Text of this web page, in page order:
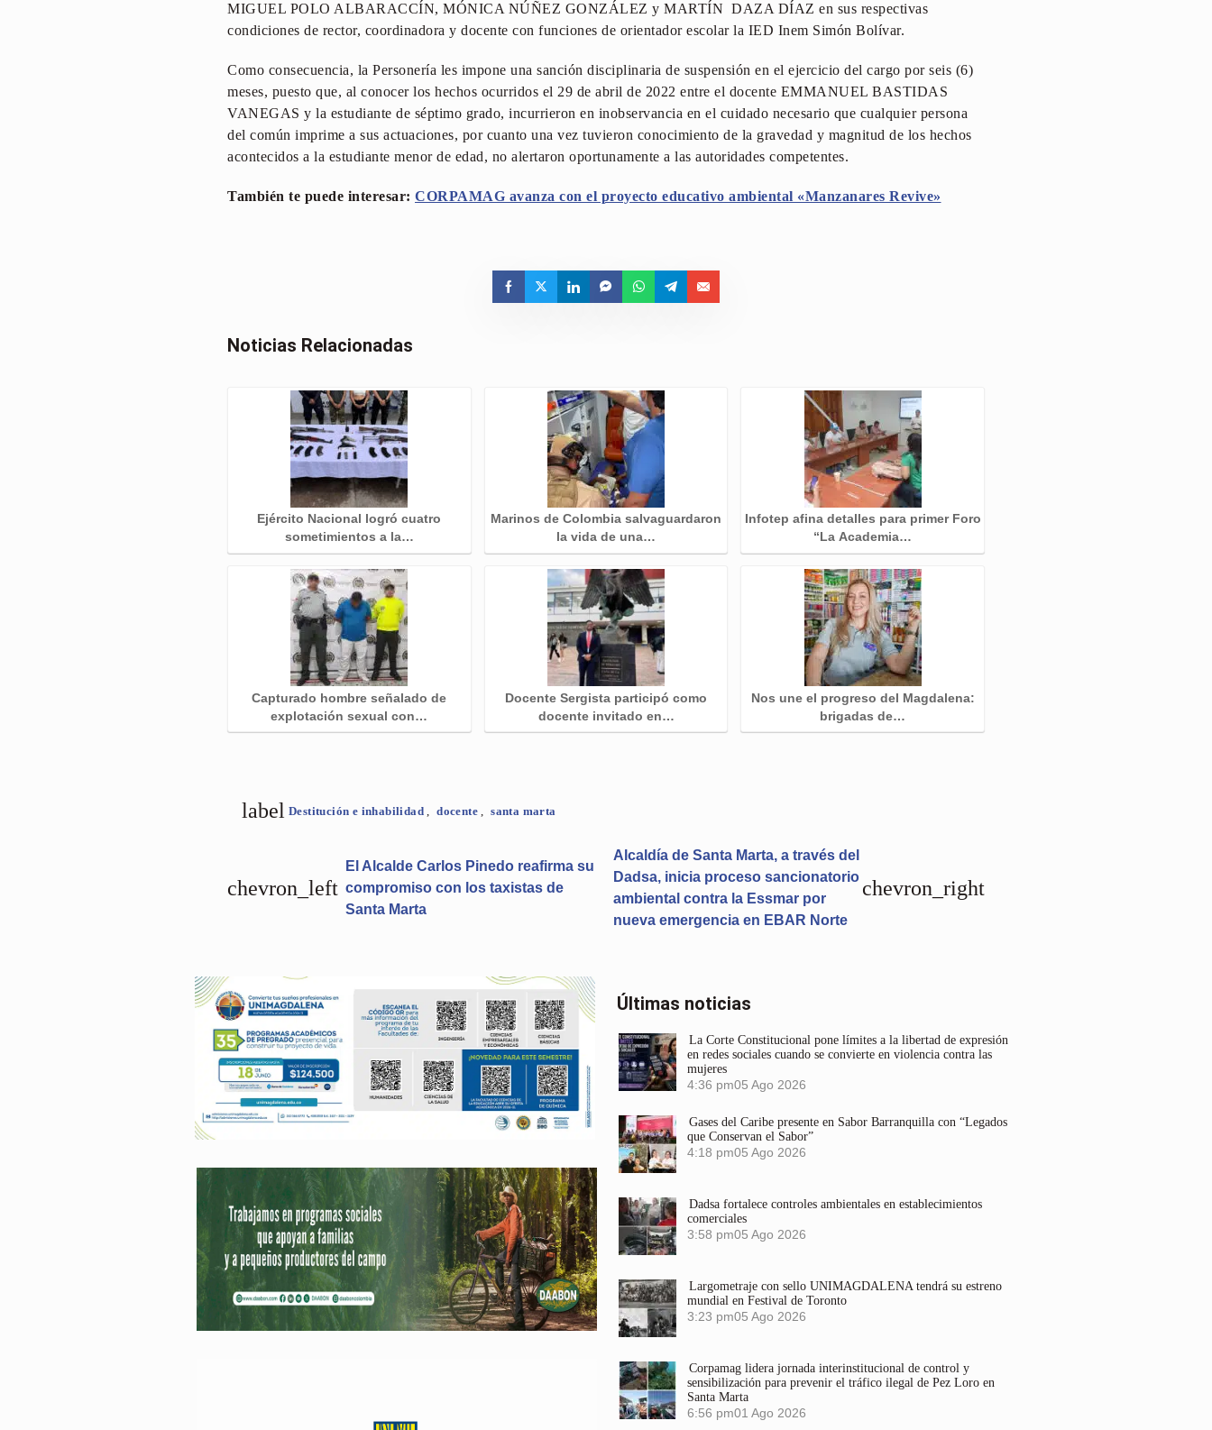
MIGUEL POLO ALBARACCÍN, MÓNICA NÚÑEZ GONZÁLEZ y MARTÍN DAZA DÍAZ en sus respectivas
condiciones de rector, coordinadora y docente con funciones de orientador escolar la IED Inem Simón Bolívar.
Como consecuencia, la Personería les impone una sanción disciplinaria de suspensión en el ejercicio del cargo por seis (6)
meses, puesto que, al conocer los hechos ocurridos el 29 de abril de 2022 entre el docente EMMANUEL BASTIDAS
VANEGAS y la estudiante de séptimo grado, incurrieron en inobservancia en el cuidado necesario que cualquier persona
del común imprime a sus actuaciones, por cuanto una vez tuvieron conocimiento de la gravedad y magnitud de los hechos
acontecidos a la estudiante menor de edad, no alertaron oportunamente a las autoridades competentes.
También te puede interesar: CORPAMAG avanza con el proyecto educativo ambiental «Manzanares Revive»
Noticias Relacionadas
Ejército Nacional logró cuatro
sometimientos a la…
Capturado hombre señalado de
explotación sexual con…
Marinos de Colombia salvaguardaron
la vida de una…
Docente Sergista participó como
docente invitado en…
Infotep afina detalles para primer Foro
“La Academia…
Nos une el progreso del Magdalena:
brigadas de…
label Destitución e inhabilidad docente santa marta
chevron_left
El Alcalde Carlos Pinedo reafirma su
compromiso con los taxistas de
Santa Marta
Alcaldía de Santa Marta, a través del
Dadsa, inicia proceso sancionatorio
ambiental contra la Essmar por
nueva emergencia en EBAR Norte
chevron_right
Últimas noticias
La Corte Constitucional pone límites a la libertad de expresión
en redes sociales cuando se convierte en violencia contra las
mujeres
4:36 pm05 Ago 2026
Gases del Caribe presente en Sabor Barranquilla con “Legados
que Conservan el Sabor”
4:18 pm05 Ago 2026
Dadsa fortalece controles ambientales en establecimientos
comerciales
3:58 pm05 Ago 2026
Largometraje con sello UNIMAGDALENA tendrá su estreno
mundial en Festival de Toronto
3:23 pm05 Ago 2026
Corpamag lidera jornada interinstitucional de control y
sensibilización para prevenir el tráfico ilegal de Pez Loro en
Santa Marta
6:56 pm01 Ago 2026